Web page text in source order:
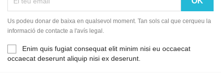
Us podeu donar de baixa en qualsevol moment. Tan sols cal que cerqueu la
informació de contacte a l'avís legal.
Enim quis fugiat consequat elit minim nisi eu occaecat
occaecat deserunt aliquip nisi ex deserunt.